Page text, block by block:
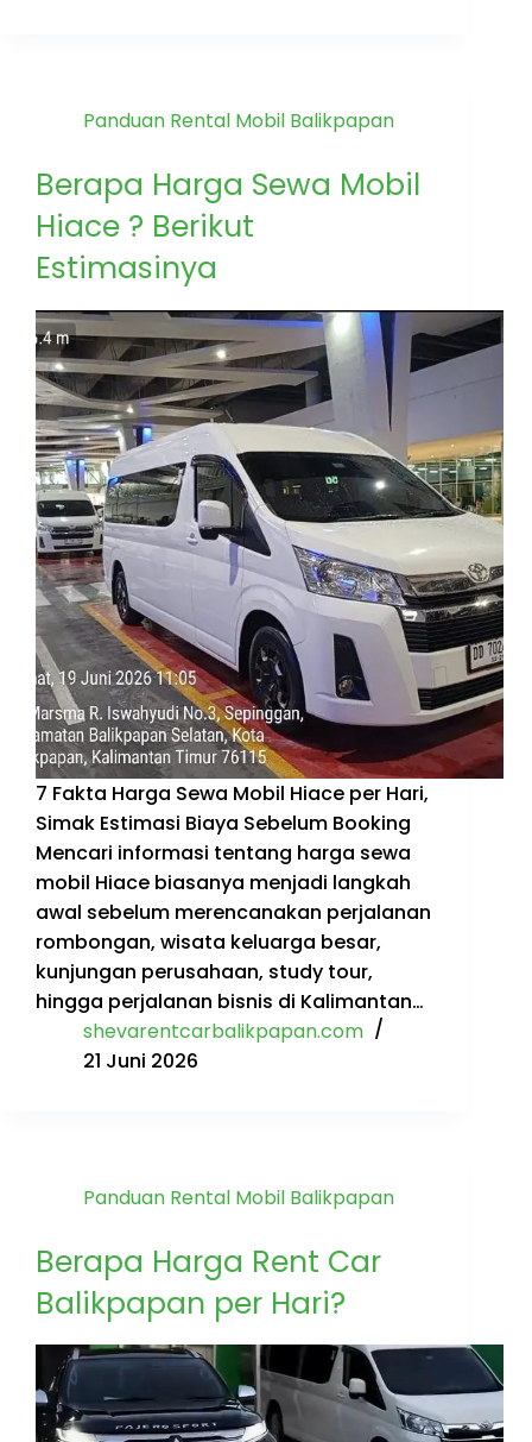
Panduan Rental Mobil Balikpapan
Berapa Harga Sewa Mobil
Hiace ? Berikut
Estimasinya
7 Fakta Harga Sewa Mobil Hiace per Hari,
Simak Estimasi Biaya Sebelum Booking
Mencari informasi tentang harga sewa
mobil Hiace biasanya menjadi langkah
awal sebelum merencanakan perjalanan
rombongan, wisata keluarga besar,
kunjungan perusahaan, study tour,
hingga perjalanan bisnis di Kalimantan…
shevarentcarbalikpapan.com
21 Juni 2026
Panduan Rental Mobil Balikpapan
Berapa Harga Rent Car
Balikpapan per Hari?